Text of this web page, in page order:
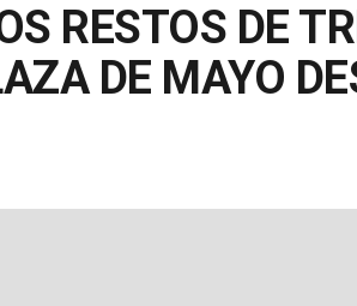
RESTOS DE
DE MAYO